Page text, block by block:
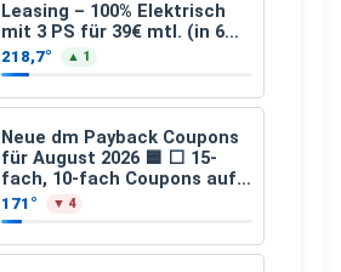
Leasing – 100% Elektrisch
mit 3 PS für 39€ mtl. (in 6
schicken Farben LF: 0.43, 36
Monate, Bereitstellung:
159,00 €, 2.500 km/Jahr)
218,7° ▲ 1
Neue dm Payback Coupons
für August 2026 🟦 ⬜ 15-
fach, 10-fach Coupons auf
den gesamten Einkauf ab 2
€
171° ▼ 4